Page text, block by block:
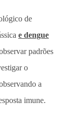
de
e dengue
padrões
o
a
imune.